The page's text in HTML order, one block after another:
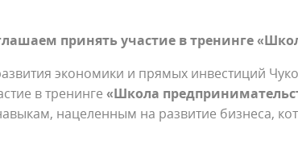
принять участие в тренинге
экономики и прямых инвестиций
в тренинге «Школа
нацеленным на развитие бизнеса,